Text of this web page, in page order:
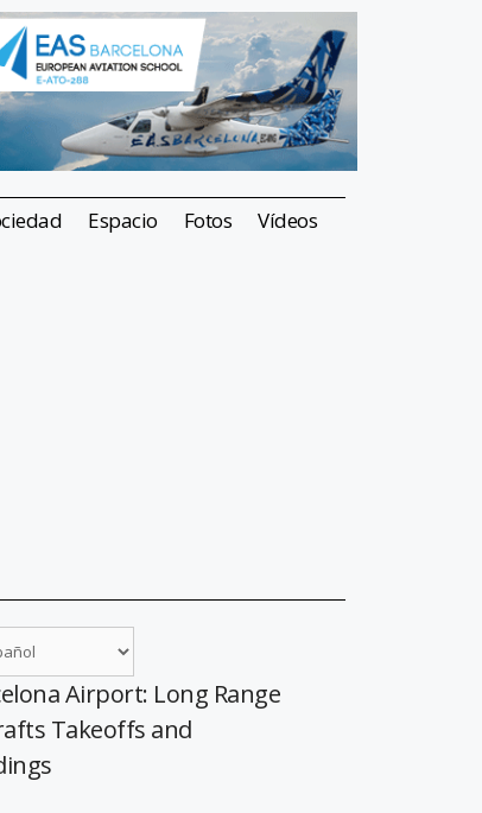
Espacio Fotos Vídeos
Airport: Long Range
Takeoffs and